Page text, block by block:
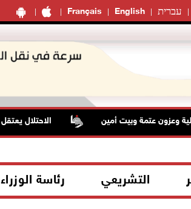
Français English עברית
وعزون عتمة وبيت أمين الاحتلال يعتقل 4 مواطنين من محافظة نابلس
التشريعي رئاسة الوزراء